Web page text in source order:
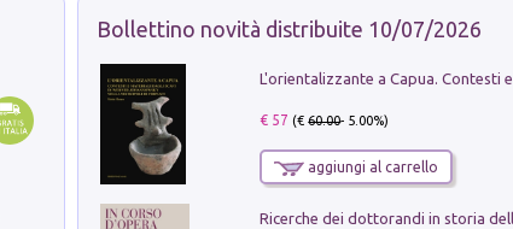
Bollettino novità distribuite 10/07/2026
€ 57 (€60.00- 5.00%)
aggiungi al carrello